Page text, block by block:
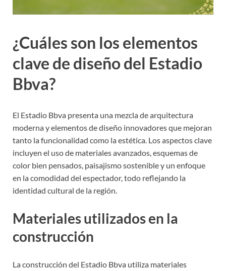
¿Cuáles son los elementos
clave de diseño del Estadio
Bbva?
El Estadio Bbva presenta una mezcla de arquitectura
moderna y elementos de diseño innovadores que mejoran
tanto la funcionalidad como la estética. Los aspectos clave
incluyen el uso de materiales avanzados, esquemas de
color bien pensados, paisajismo sostenible y un enfoque
en la comodidad del espectador, todo reflejando la
identidad cultural de la región.
Materiales utilizados en la
construcción
La construcción del Estadio Bbva utiliza materiales